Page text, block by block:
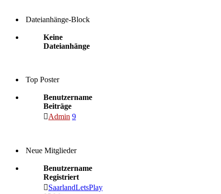
Dateianhänge-Block
Keine
Dateianhänge
Top Poster
Benutzername
Beiträge
Admin 9
Neue Mitglieder
Benutzername
Registriert
SaarlandLetsPlay